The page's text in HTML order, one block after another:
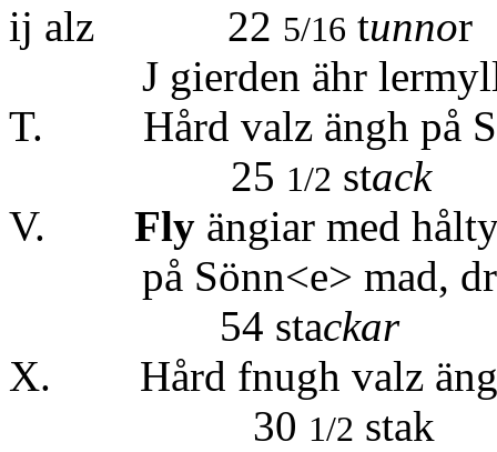
ij alz 22 5/16 tunnor
J gierden ähr
T. Hård valz ängh
25 1/2 stack
V. Fly ängiar med
på Sönn<e>
54 stackar
X. Hård fnugh
30 1/2 stak